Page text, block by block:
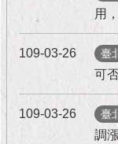
北
動
主
用
109-03-26 臺
可
109-03-26 臺
調